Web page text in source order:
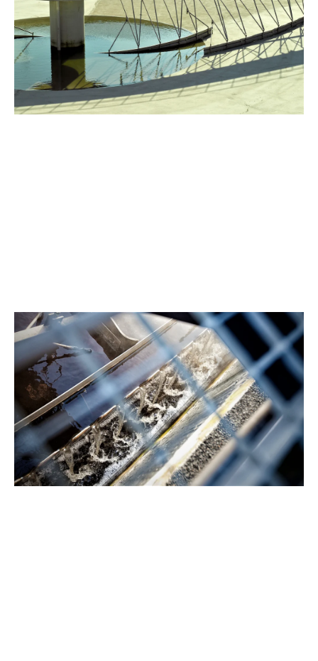
Industriewater biedt duurzame, betaalbare oplossingen
voor afvalwater, met hergebruik en terugwinning van
grondstoffen.
Meer over afvalwaterzuivering
Hergebruik van water
Met kennis en ervaring ontwikkelt Evides Industriewater
duurzame oplossingen. Door water te hergebruiken
worden processen efficiënter en winnen we
grondstoffen terug uit rest- of afvalwater.
Alles over hergebruik van water